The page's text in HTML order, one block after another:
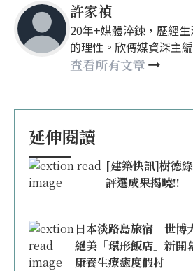
許家禎
20年+媒體淬鍊，歷經
的理性。欣傳媒資深主
nellyhsu@xinmedia.com
查看所有文章
延伸閱讀
[建築快訊]樹德
評選成果揭曉!!
日本淡路島旅宿｜世博
絕美「環形飯店」新開
康養生療癒度假村